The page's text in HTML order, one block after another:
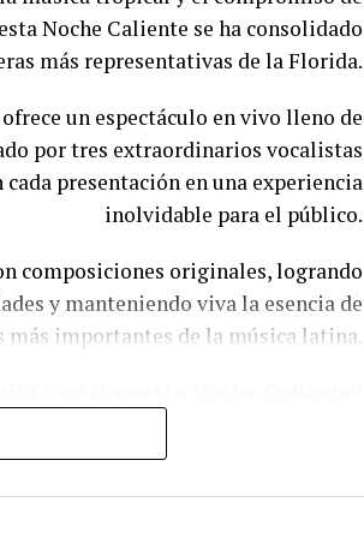
y la Medalla Alcaldía de Medellín.
Ochoa Cárdenas es considerado uno
Sus canciones continúan siendo
patrimonio musical y cultural del
país.
Lea también:
Noche Caliente se ha consolidado
más representativas de la Florida.
un espectáculo en vivo lleno de
por tres extraordinarios vocalistas
presentación en una experiencia
inolvidable para el público.
composiciones originales, logrando
y manteniendo viva la esencia de
más importantes de la música latina.
con gran presencia escénica.